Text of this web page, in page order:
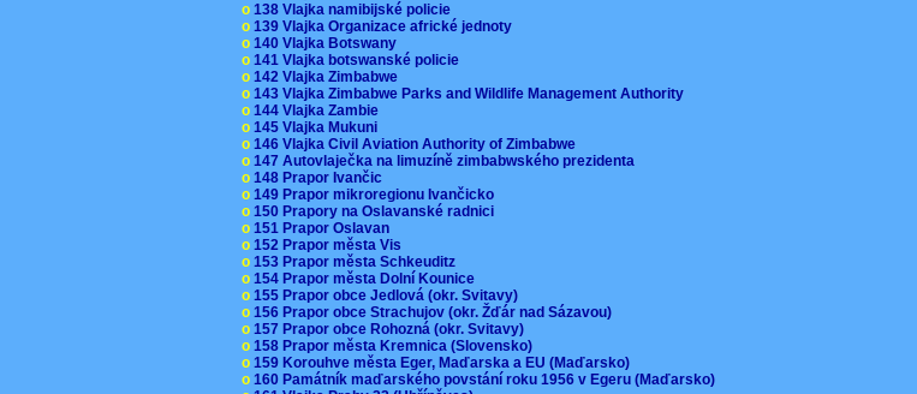
o 138 Vlajka namibijské policie
o 139 Vlajka Organizace africké jednoty
o 140 Vlajka Botswany
o 141 Vlajka botswanské policie
o 142 Vlajka Zimbabwe
o 143 Vlajka Zimbabwe Parks and Wildlife Management Authority
o 144 Vlajka Zambie
o 145 Vlajka Mukuni
o 146 Vlajka Civil Aviation Authority of Zimbabwe
o 147 Autovlaječka na limuzíně zimbabwského prezidenta
o 148 Prapor Ivančic
o 149 Prapor mikroregionu Ivančicko
o 150 Prapory na Oslavanské radnici
o 151 Prapor Oslavan
o 152 Prapor města Vis
o 153 Prapor města Schkeuditz
o 154 Prapor města Dolní Kounice
o 155 Prapor obce Jedlová (okr. Svitavy)
o 156 Prapor obce Strachujov (okr. Žďár nad Sázavou)
o 157 Prapor obce Rohozná (okr. Svitavy)
o 158 Prapor města Kremnica (Slovensko)
o 159 Korouhve města Eger, Maďarska a EU (Maďarsko)
o 160 Památník maďarského povstání roku 1956 v Egeru (Maďarsko)